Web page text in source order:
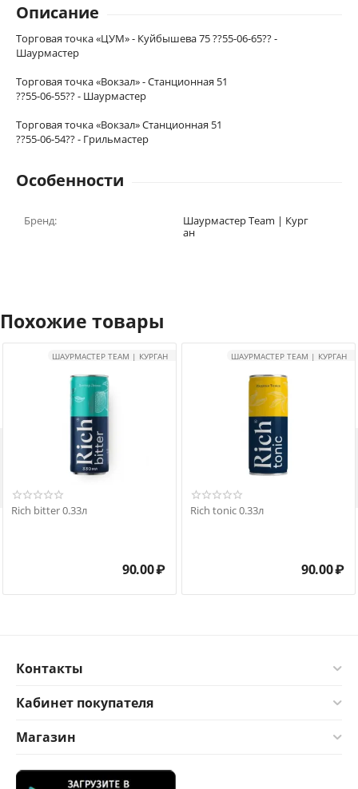
Описание
Торговая точка «ЦУМ» - Куйбышева 75 ??55-06-65?? -
Шаурмастер
Торговая точка «Вокзал» - Станционная 51
??55-06-55?? - Шаурмастер
Торговая точка «Вокзал» Станционная 51
??55-06-54?? - Грильмастер
Особенности
Бренд:
Шаурмастер Team | Кург
ан
Похожие товары
ШАУРМАСТЕР TEAM | КУРГАН
Rich bitter 0.33л
90.00₽
ШАУРМАСТЕР TEAM | КУРГАН
Rich tonic 0.33л
90.00₽
Контакты
Кабинет покупателя
Магазин